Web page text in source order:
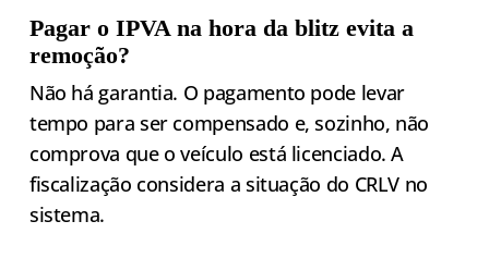
Pagar o IPVA na hora da blitz evita a
remoção?
Não há garantia. O pagamento pode levar
tempo para ser compensado e, sozinho, não
comprova que o veículo está licenciado. A
fiscalização considera a situação do CRLV no
sistema.